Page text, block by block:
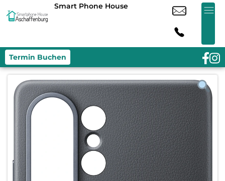
Smart Phone House
Termin Buchen